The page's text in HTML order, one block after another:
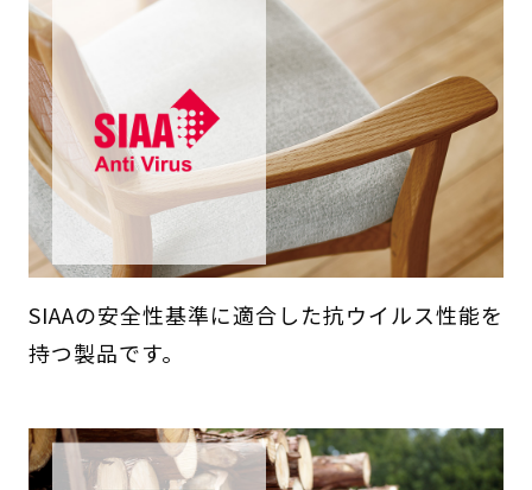
SIAAの安全性基準に適合した抗ウイルス性能を
持つ製品です。